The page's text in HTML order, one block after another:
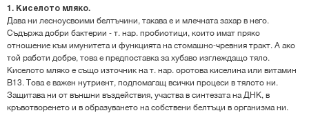
1. Киселото мляко.
Дава ни лесноусвоими белтъчини, такава е и млечната захар в него.
Съдържа добри бактерии - т. нар. пробиотици, които имат пряко
отношение към имунитета и функцията на стомашно-чревния тракт. А ако
той работи добре, това е предпоставка за хубаво изглеждащо тяло.
Киселото мляко е също източник на т. нар. оротова киселина или витамин
В13. Това е важен нутриент, подпомагащ всички процеси в тялото ни.
Защитава ни от външни въздействия, участва в синтезата на ДНК, в
кръвотворенето и в образуването на собствени белтъци в организма ни.